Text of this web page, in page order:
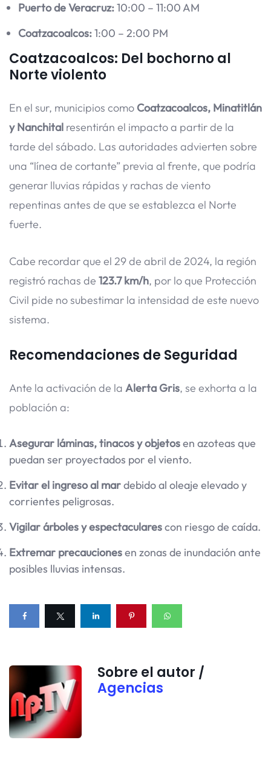
Puerto de Veracruz:10:00 – 11:00 AM
Coatzacoalcos:1:00 – 2:00 PM
Coatzacoalcos: Del bochorno al
Norte violento
En el sur, municipios como Coatzacoalcos, Minatitlán
y Nanchital resentirán el impacto a partir de la
tarde del sábado. Las autoridades advierten sobre
una “línea de cortante” previa al frente, que podría
generar lluvias rápidas y rachas de viento
repentinas antes de que se establezca el Norte
fuerte.
Cabe recordar que el 29 de abril de 2024, la región
registró rachas de 123.7 km/h, por lo que Protección
Civil pide no subestimar la intensidad de este nuevo
sistema.
Recomendaciones de Seguridad
Ante la activación de la Alerta Gris, se exhorta a la
población a:
Asegurar láminas, tinacos y objetosen azoteas que
puedan ser proyectados por el viento.
Evitar el ingreso al mardebido al oleaje elevado y
corrientes peligrosas.
Vigilar árboles y espectacularescon riesgo de caída.
Extremar precaucionesen zonas de inundación ante
posibles lluvias intensas.
Sobre el autor /
Agencias